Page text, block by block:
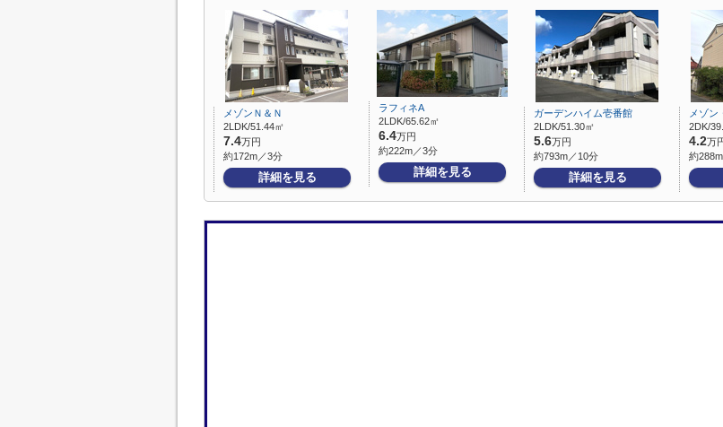
メゾンＮ＆Ｎ
2LDK/51.44㎡
7.4万円
約172m／3分
詳細を見る
ラフィネA
2LDK/65.62㎡
6.4万円
約222m／3分
詳細を見る
ガーデンハイム壱番館
2LDK/51.30㎡
5.6万円
約793m／10分
詳細を見る
メゾン
2DK/
4.2万
約